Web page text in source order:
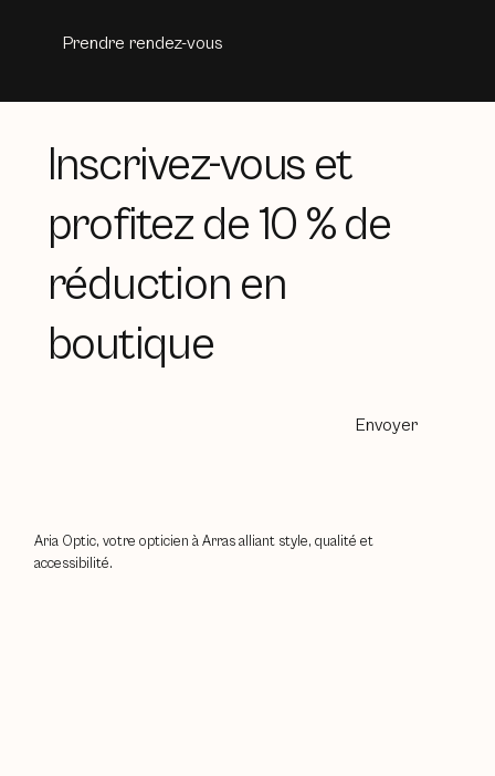
Prendre rendez-vous
Inscrivez-vous et
profitez de 10 % de
réduction en
boutique
Envoyer
Aria Optic, votre opticien à Arras alliant style, qualité et
accessibilité.